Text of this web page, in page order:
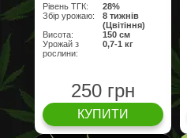
Рівень ТГК:
28%
Збір урожаю:
8 тижнів
(Цвітіння)
Висота:
150 см
Урожай з
рослини:
0,7-1 кг
250 грн
КУПИТИ